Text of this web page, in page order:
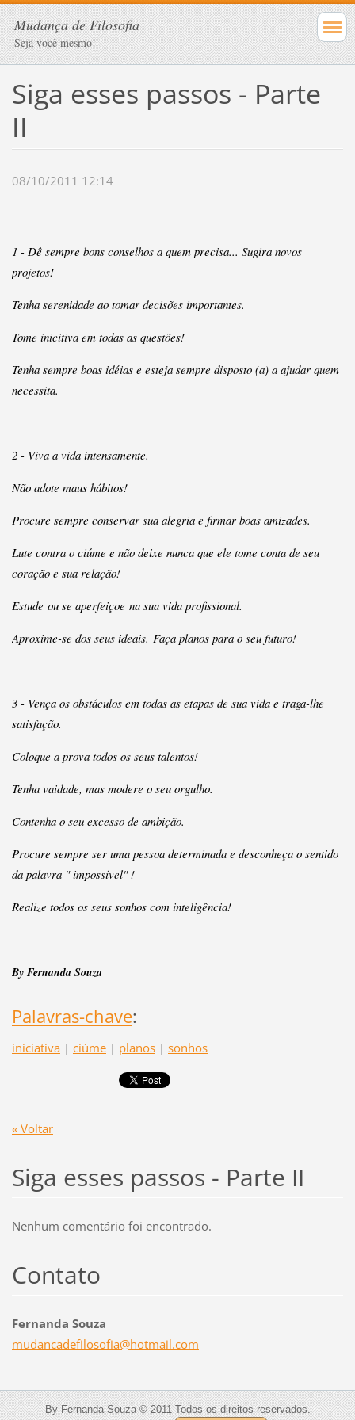
Mudança de Filosofia
Seja você mesmo!
Siga esses passos - Parte
II
08/10/2011 12:14
1 - Dê sempre bons conselhos a quem precisa... Sugira novos
projetos!
Tenha serenidade ao tomar decisões importantes.
Tome inicitiva em todas as questões!
Tenha sempre boas idéias e esteja sempre disposto (a) a ajudar quem
necessita.
2 - Viva a vida intensamente.
Não adote maus hábitos!
Procure sempre conservar sua alegria e firmar boas amizades.
Lute contra o ciúme e não deixe nunca que ele tome conta de seu
coração e sua relação!
Estude ou se aperfeiçoe na sua vida profissional.
Aproxime-se dos seus ideais. Faça planos para o seu futuro!
3 - Vença os obstáculos em todas as etapas de sua vida e traga-lhe
satisfação.
Coloque a prova todos os seus talentos!
Tenha vaidade, mas modere o seu orgulho.
Contenha o seu excesso de ambição.
Procure sempre ser uma pessoa determinada e desconheça o sentido
da palavra " impossível" !
Realize todos os seus sonhos com inteligência!
By Fernanda Souza
Palavras-chave:
iniciativa | ciúme | planos | sonhos
« Voltar
Siga esses passos - Parte II
Nenhum comentário foi encontrado.
Contato
Fernanda Souza
mudancadefilosofia@hotmail.com
By Fernanda Souza © 2011 Todos os direitos reservados.